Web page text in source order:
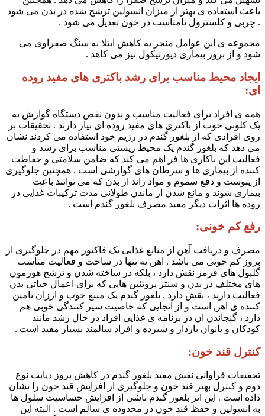
باعث استفاده ی بهتر از میزان انسولین ترشح شده در بدن می شود
. چربی و کلسترول نامتاسب در خون تعدیل می شود ‌.
مجموعه ی این عوامل منجر به کاهش ابتلا به سنگ صفراوی می
شود و از بروز بیماری دیورتیکول نیز می کاهد .
ایجاد محیط مناسب برای رشد باکتری های مفید روده
ای:
همه ی افراد برای فعالیت مناسب و بدون نقص دستگاه گوارش به
یک کلونی خوب از باکتری های مفید روده ای نیاز دارند . تحقیقات بر
روی افرادی که از بلغور گندم در رژیم خود استفاده می کردند نشان
می دهد که بلغور گندم یک محیط زیستی مناسب برای رشد و
فعالیت این باکاری ها فر اهم می کند که ضامن سلامتی و حفاطت
کننده از بیماری ها و سرطان های گوارشی است . همچنین جلوگیری
از یبوست و دفع سموم و مواد زائد از بدن که می توانند باعث
بیماری شوند و مانع شدن از ماندن طولانی مدت ترکیبات غذایی در
روده ها اثرات دیگر مفید مصرف بلغور گندم است .
رفع کم خونی:
مصرف و دریافت آهن از منابع غذایی یک فاکتور مهم در جلوگیری از
بروز کم خونی می باشد . اهن نه تنها در ساخت و فعالیت مناسب
گلبول های قرمز نقش دارد ، بلکه در ساخته شدن و ترشح هورمون
های مختلف در بدن و سنتز پروتئین هایی که برای اعمال حیاتی بدن
فعالیت دارند ، نقش دارد . بلغور گندم یک منبع خوب و ارزان تامین
کننده ی اهن است و از انجایی که خاصیت سیر کنندگی خوبی هم
دارد ، گنجاندن ان در برنامه ی غذایی افراد در حال رشد مانند
کودکان و بانوان باردار و شیرده و افراد سالمند بسیار مفید است .
کنترل قند خون:
تحقیقات فراوانی نقش مفید بلغور گندم در کاهش بروز دیابت نوع
دوم و کنترل بهتر قند خون و جلوگیری از افزایش قند خون را نشان
داده است . این اثر بلغور گندم ناشی از افزایش حساسیت سلول ها
به انسولین و حفظ قند خون در محدوده ی سالم است . البته این